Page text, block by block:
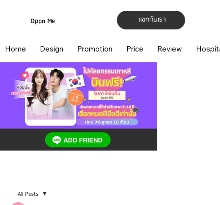
แชทกับเรา
Oppa Me
Home Design Promotion Price Review
All Posts